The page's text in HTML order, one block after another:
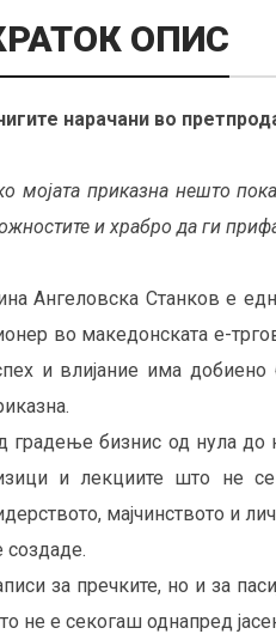
ОПИС
нарачани во
мојата приказна нешто
и храбро да ги
Ангеловска Станков е
во македонската е-
и влијание има добиено
градење бизнис од нула до
и лекциите што не
мајчинството и
создаде.
за пречките, но и за
не е секогаш однапред